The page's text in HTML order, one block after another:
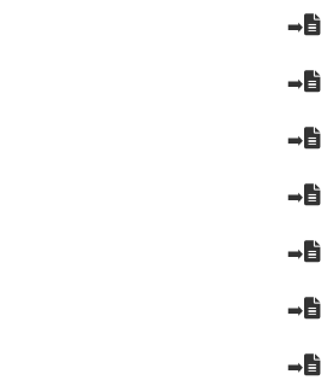
➡️
➡️
➡️
➡️
➡️
➡️
➡️